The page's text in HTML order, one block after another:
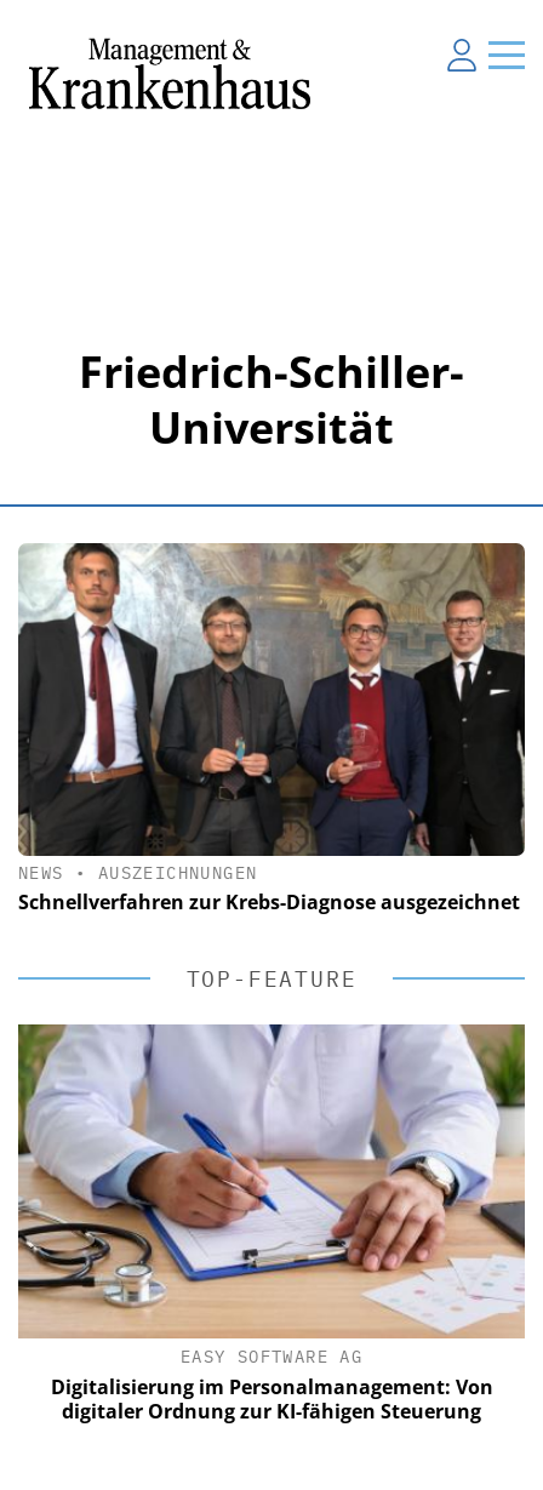
Friedrich-Schiller-
Universität
NEWS • AUSZEICHNUNGEN
Schnellverfahren zur Krebs-Diagnose ausgezeichnet
TOP-FEATURE
EASY SOFTWARE AG
Digitalisierung im Personalmanagement: Von
digitaler Ordnung zur KI-fähigen Steuerung